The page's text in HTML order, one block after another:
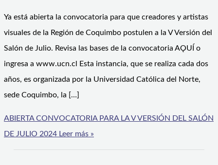
Ya está abierta la convocatoria para que creadores y artistas
visuales de la Región de Coquimbo postulen a la V Versión del
Salón de Julio. Revisa las bases de la convocatoria AǪUÍ o
ingresa a www.ucn.cl Esta instancia, que se realiza cada dos
años, es organizada por la Universidad Católica del Norte,
sede Coquimbo, la […]
ABIERTA CONVOCATORIA PARA LA V VERSIÓN DEL SALÓN
DE JULIO 2024 Leer más »